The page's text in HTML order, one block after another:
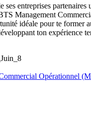
ses entreprises
Management
idéale pour te former
ton expérience
Opérationnel